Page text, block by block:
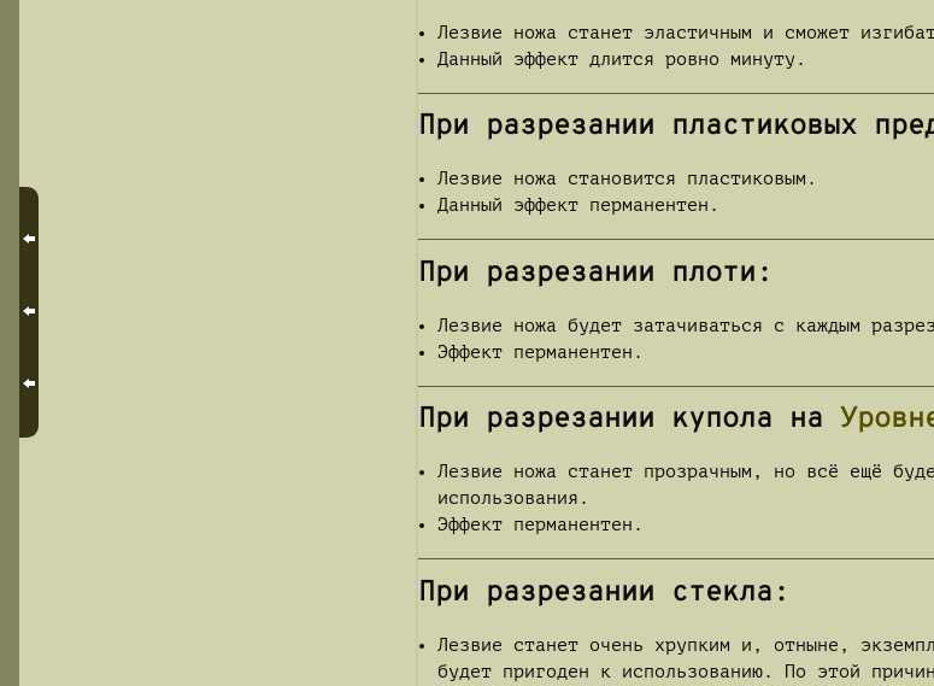
Лезвие ножа станет эластичным и сможет
Данный эффект длится ровно минуту.
При разрезании пластиковых
Лезвие ножа становится пластиковым.
Данный эффект перманентен.
При разрезании плоти:
Лезвие ножа будет затачиваться с каждым
Эффект перманентен.
При разрезании купола на
Лезвие ножа станет прозрачным, но всё ещё
использования.
Эффект перманентен.
При разрезании стекла:
Лезвие станет очень хрупким и, отныне,
будет пригоден к использованию. По этой